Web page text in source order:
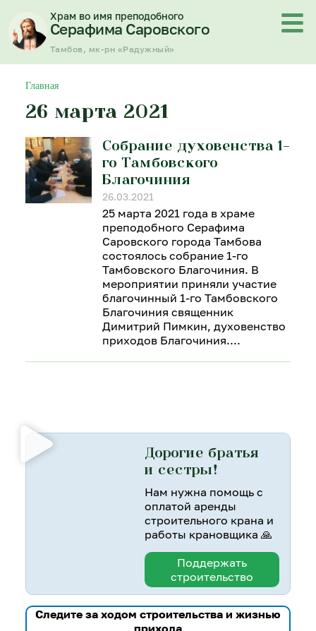
содержимому
Храм во имя преподобного
Серафима Саровского
Тамбов, мк-рн «Радужный»
Главная
26 марта 2021
Собрание духовенства 1-
го Тамбовского
Благочиния
26.03.2021
25 марта 2021 года в храме
преподобного Серафима
Саровского города Тамбова
состоялось собрание 1-го
Тамбовского Благочиния. В
мероприятии приняли участие
благочинный 1-го Тамбовского
Благочиния священник
Димитрий Пимкин, духовенство
приходов Благочиния.
Дорогие братья
и сестры!
Нам нужна помощь с
оплатой аренды
строительного крана и
работы крановщика 🙏
Поддержать
строительство
Следите за ходом строительства и жизнью
прихода